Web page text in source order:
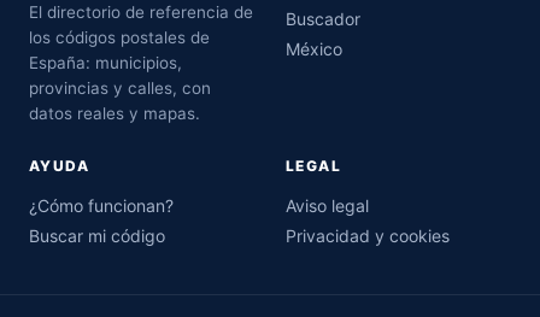
El directorio de referencia de
los códigos postales de
España: municipios,
provincias y calles, con
datos reales y mapas.
Buscador
México
AYUDA
¿Cómo funcionan?
Buscar mi código
LEGAL
Aviso legal
Privacidad y cookies